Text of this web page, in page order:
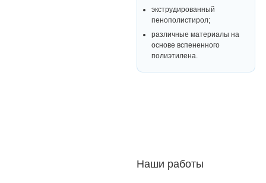
экструдированный
пенополистирол;
различные материалы на
основе вспененного
полиэтилена.
Наши работы